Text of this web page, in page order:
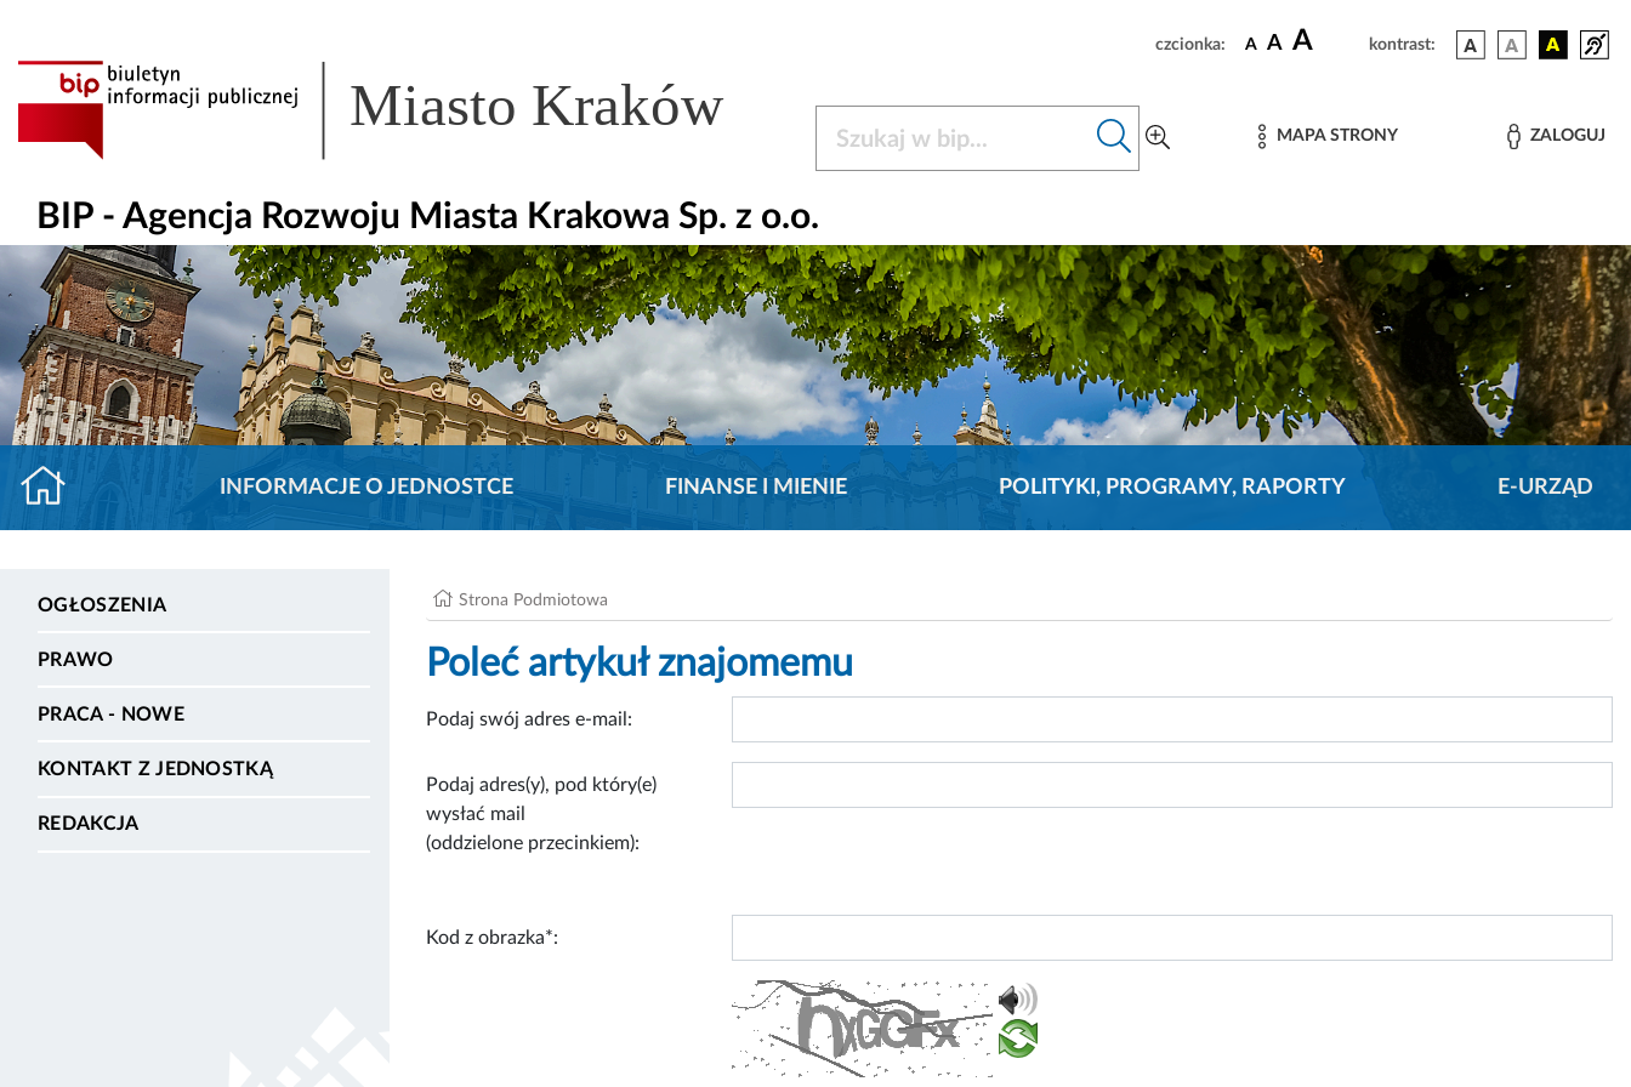
czcionka: A A A kontrast:
Miasto Kraków MAPA STRONY ZALOGUJ
BIP - Agencja Rozwoju Miasta Krakowa Sp. z o.o.
INFORMACJE O JEDNOSTCE FINANSE I MIENIE POLITYKI, PROGRAMY, RAPORTY E-URZĄD
OGŁOSZENIA
PRAWO
PRACA - NOWE
KONTAKT Z JEDNOSTKĄ
REDAKCJA
Strona Podmiotowa
Poleć artykuł znajomemu
Podaj swój adres e-mail:
Podaj adres(y), pod który(e)
wysłać mail
(oddzielone przecinkiem):
Kod z obrazka*: